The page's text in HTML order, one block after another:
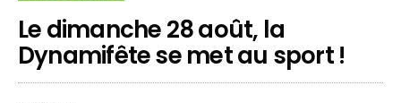
Le dimanche 28 août, la
Dynamifête se met au sport !